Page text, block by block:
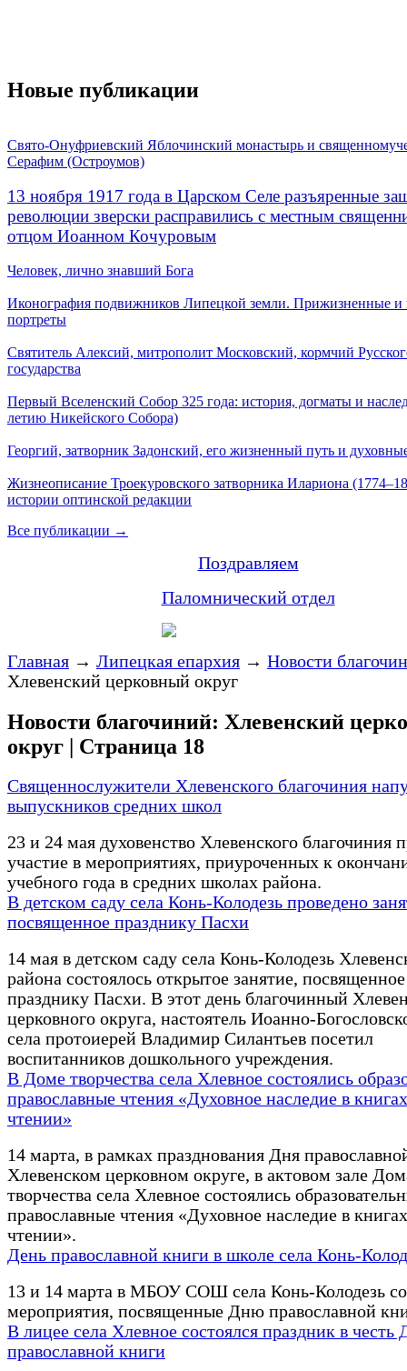
Новые публикации
Свято-Онуфриевский Яблочинский монастырь и
Серафим (Остроумов)
13 ноября 1917 года в Царском Селе разъяренные
революции зверски расправились с местным
отцом Иоанном Кочуровым
Человек, лично знавший Бога
Иконография подвижников Липецкой земли. Прижизненные и
портреты
Святитель Алексий, митрополит Московский, кормчий
государства
Первый Вселенский Собор 325 года: история, догматы и
летию Никейского Собора)
Георгий, затворник Задонский, его жизненный путь и
Жизнеописание Троекуровского затворника Илариона
истории оптинской редакции
Все публикации →
Поздравляем
Паломнический отдел
Главная → Липецкая епархия → Новости
Хлевенский церковный округ
Новости благочиний: Хлевенский
округ | Страница 18
Священнослужители Хлевенского благочиния
выпускников средних школ
23 и 24 мая духовенство Хлевенского благочиния
участие в мероприятиях, приуроченных к
учебного года в средних школах района.
В детском саду села Конь-Колодезь проведено
посвященное празднику Пасхи
14 мая в детском саду села Конь-Колодезь
района состоялось открытое занятие, посвященное
празднику Пасхи. В этот день благочинный
церковного округа, настоятель Иоанно-
села протоиерей Владимир Силантьев посетил
воспитанников дошкольного учреждения.
В Доме творчества села Хлевное состоялись
православные чтения «Духовное наследие в
чтении»
14 марта, в рамках празднования Дня
Хлевенском церковном округе, в актовом зале
творчества села Хлевное состоялись
православные чтения «Духовное наследие в
чтении».
День православной книги в школе села Конь-
13 и 14 марта в МБОУ СОШ села Конь-Колодезь
мероприятия, посвященные Дню православной
В лицее села Хлевное состоялся праздник в честь
православной книги